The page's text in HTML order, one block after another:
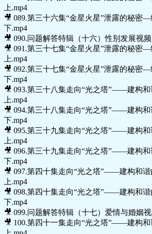
上.mp4
🎥 089.第三十六集“金星火星”泄露的秘密
下.mp4
🎥 090.问题解答特辑（十六）性别发展视
🎥 091.第三十七集“金星火星”泄露的秘密
上.mp4
🎥 092.第三十七集“金星火星”泄露的秘密
下.mp4
🎥 093.第三十八集走向“光之塔”——建构
上.mp4
🎥 094.第三十八集走向“光之塔”——建构
下.mp4
🎥 095.第三十九集走向“光之塔”——建构
上.mp4
🎥 096.第三十九集走向“光之塔”——建构
下.mp4
🎥 097.第四十集走向“光之塔”——建构和
上.mp4
🎥 098.第四十集走向“光之塔”——建构和
下.mp4
🎥 099.问题解答特辑（十七）爱情与婚姻
🎥 100.第四十一集走向“光之塔”——建构